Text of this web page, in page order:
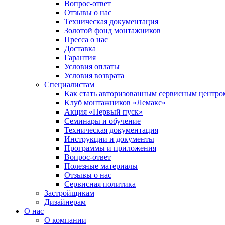
Вопрос-ответ
Отзывы о нас
Техническая документация
Золотой фонд монтажников
Пресса о нас
Доставка
Гарантия
Условия оплаты
Условия возврата
Специалистам
Как стать авторизованным сервисным
Клуб монтажников «Лемакс»
Акция «Первый пуск»
Семинары и обучение
Техническая документация
Инструкции и документы
Программы и приложения
Вопрос-ответ
Полезные материалы
Отзывы о нас
Сервисная политика
Застройщикам
Дизайнерам
О нас
О компании